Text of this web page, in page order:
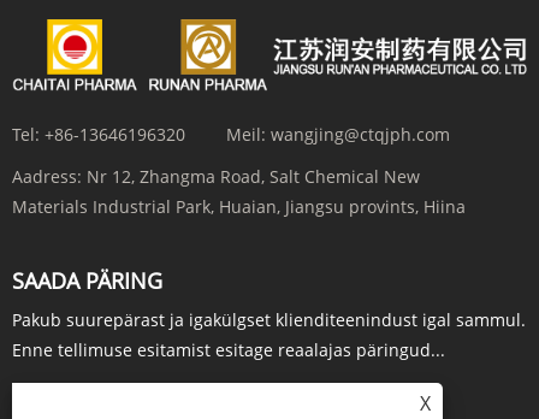
Tel: +86-13646196320 Meil: wangjing@ctqjph.com
Aadress: Nr 12, Zhangma Road, Salt Chemical New
Materials Industrial Park, Huaian, Jiangsu provints, Hiina
SAADA PÄRING
Pakub suurepärast ja igakülgset klienditeenindust igal sammul.
Enne tellimuse esitamist esitage reaalajas päringud...
X